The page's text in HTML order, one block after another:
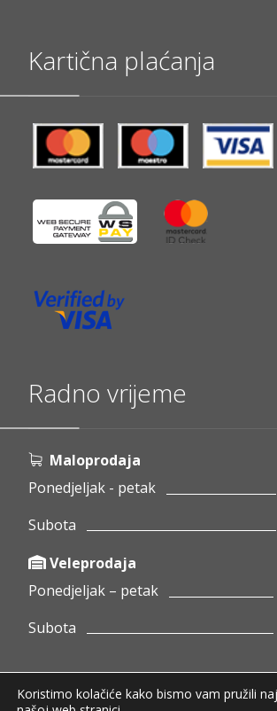
Kartična plaćanja
Radno vrijeme
Maloprodaja
Ponedjeljak - petak
Subota
Veleprodaja
Ponedjeljak – petak
Subota
Koristimo kolačiće kako bismo vam pružili